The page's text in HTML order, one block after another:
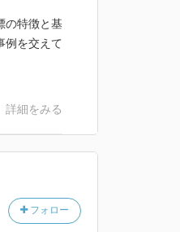
の特徴と基
例を交えて
詳細をみる
フォロー